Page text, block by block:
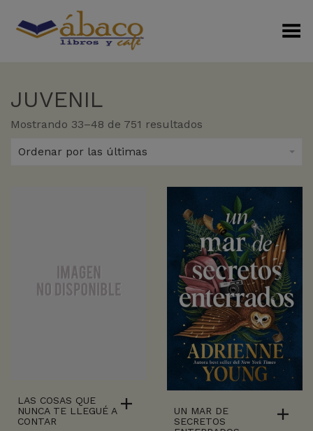
Menú Alterno
JUVENIL
Mostrando 33–48 de 751 resultados
Ordenar por las últimas
LAS COSAS QUE
NUNCA TE LLEGUÉ A
CONTAR
UN MAR DE
SECRETOS